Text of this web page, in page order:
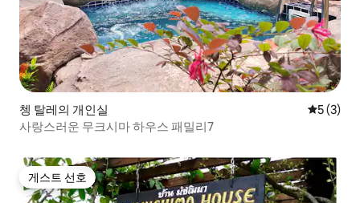
쳉 탈레의 개인실 평점 5점
5 (3)
사랑스러운 무크시마 하우스 패밀리7
게스트 선호
게스트 선호